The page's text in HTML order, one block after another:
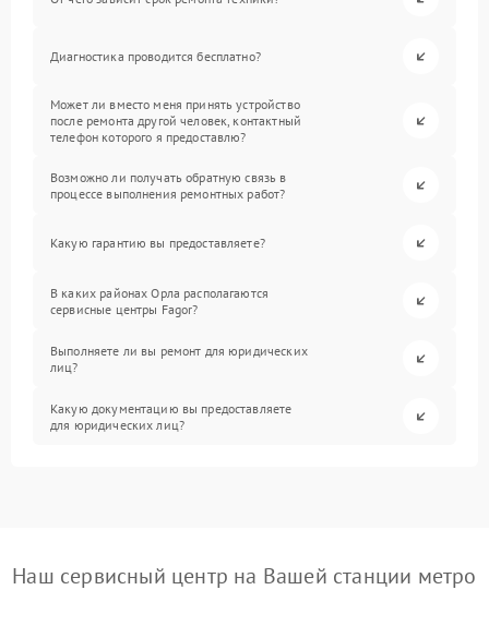
Диагностика проводится бесплатно?
Может ли вместо меня принять устройство
после ремонта другой человек, контактный
телефон которого я предоставлю?
Возможно ли получать обратную связь в
процессе выполнения ремонтных работ?
Какую гарантию вы предоставляете?
В каких районах Орла располагаются
сервисные центры Fagor?
Выполняете ли вы ремонт для юридических
лиц?
Какую документацию вы предоставляете
для юридических лиц?
Наш сервисный центр на Вашей станции метро